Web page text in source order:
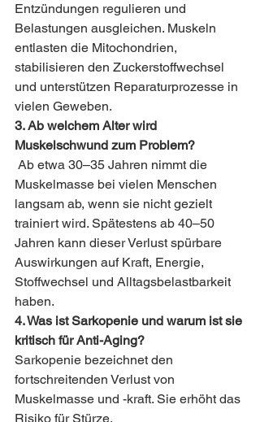
Entzündungen regulieren und
Belastungen ausgleichen. Muskeln
entlasten die Mitochondrien,
stabilisieren den Zuckerstoffwechsel
und unterstützen Reparaturprozesse in
vielen Geweben.
3. Ab welchem Alter wird
Muskelschwund zum Problem?
Ab etwa 30–35 Jahren nimmt die
Muskelmasse bei vielen Menschen
langsam ab, wenn sie nicht gezielt
trainiert wird. Spätestens ab 40–50
Jahren kann dieser Verlust spürbare
Auswirkungen auf Kraft, Energie,
Stoffwechsel und Alltagsbelastbarkeit
haben.
4. Was ist Sarkopenie und warum ist sie
kritisch für Anti-Aging?
Sarkopenie bezeichnet den
fortschreitenden Verlust von
Muskelmasse und -kraft. Sie erhöht das
Risiko für Stürze,